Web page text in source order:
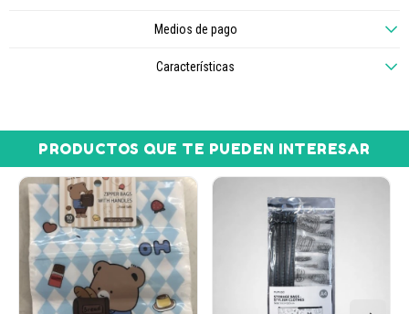
Medios de pago
Características
PRODUCTOS QUE TE PUEDEN INTERESAR